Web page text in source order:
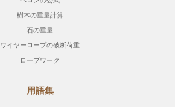
樹木の重量計算
石の重量
ワイヤーロープの破断荷重
ロープワーク
用語集